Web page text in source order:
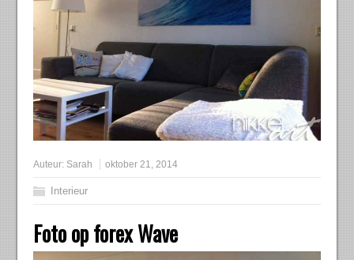
Auteur: Sarah oktober 21, 2014
Interieur
Foto op forex Wave